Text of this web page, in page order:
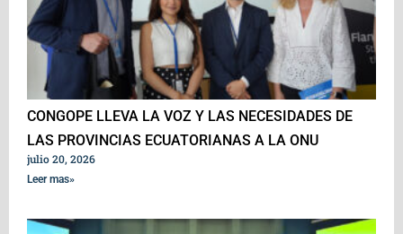
CONGOPE LLEVA LA VOZ Y LAS NECESIDADES DE
LAS PROVINCIAS ECUATORIANAS A LA ONU
julio 20, 2026
Leer mas»